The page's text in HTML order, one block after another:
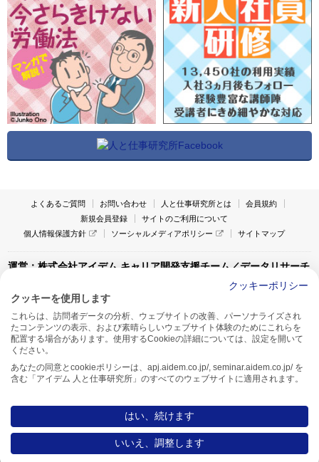
よくあるご質問 お問い合わせ 人と仕事研究所とは
会員規約
新規会員登録
サイトのご利用について
個人情報保護方針
ソーシャルメディアポリシー サイトマップ
運営：株式会社アイデム キャリア開発支援チーム／データリサーチ
〒160-0022 東京都新宿区新宿1-4-10
アイデム本社ビル TEL:03-5269-6020
〒550-0005 大阪府大阪市西区西本町1-13-43
アイデム西本町ビル7F TEL:06-7662-2800
Copyright AIDEM Inc. All rights reserved.
クッキーポリシー
クッキーを使用します
これらは、訪問者データの分析、ウェブサイトの改善、パーソナライズされ
たコンテンツの表示、および素晴らしいウェブサイト体験のためにこれらを
配置する場合があります。使用するCookieの詳細については、設定を開いて
ください。
あなたの同意とcookieポリシーは、apj.aidem.co.jp/, seminar.aidem.co.jp/ を
含む「アイデム 人と仕事研究所」のすべてのウェブサイトに適用されます。
はい、続けます
いいえ、調整します